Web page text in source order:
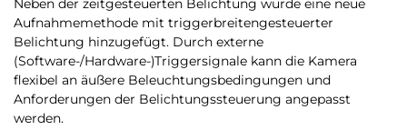
Neben der zeitgesteuerten Belichtung wurde eine neue
Aufnahmemethode mit triggerbreitengesteuerter
Belichtung hinzugefügt. Durch externe
(Software-/Hardware-)Triggersignale kann die Kamera
flexibel an äußere Beleuchtungsbedingungen und
Anforderungen der Belichtungssteuerung angepasst
werden.